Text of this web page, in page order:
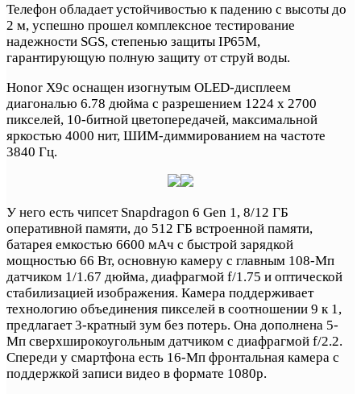
Телефон обладает устойчивостью к падению с высоты до
2 м, успешно прошел комплексное тестирование
надежности SGS, степенью защиты IP65M,
гарантирующую полную защиту от струй воды.
Honor X9c оснащен изогнутым OLED-дисплеем
диагональю 6.78 дюйма с разрешением 1224 x 2700
пикселей, 10-битной цветопередачей, максимальной
яркостью 4000 нит, ШИМ-диммированием на частоте
3840 Гц.
У него есть чипсет Snapdragon 6 Gen 1, 8/12 ГБ
оперативной памяти, до 512 ГБ встроенной памяти,
батарея емкостью 6600 мАч с быстрой зарядкой
мощностью 66 Вт, основную камеру с главным 108-Мп
датчиком 1/1.67 дюйма, диафрагмой f/1.75 и оптической
стабилизацией изображения. Камера поддерживает
технологию объединения пикселей в соотношении 9 к 1,
предлагает 3-кратный зум без потерь. Она дополнена 5-
Мп сверхширокоугольным датчиком с диафрагмой f/2.2.
Спереди у смартфона есть 16-Мп фронтальная камера с
поддержкой записи видео в формате 1080p.